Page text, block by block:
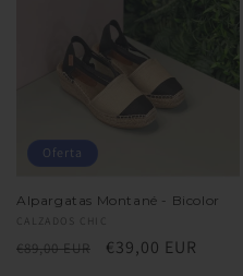
Oferta
Alpargatas Montané - Bicolor
Proveedor:
CALZADOS CHIC
Precio
€89,00 EUR
Precio
€39,00 EUR